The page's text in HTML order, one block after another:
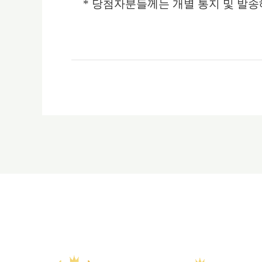
* 당첨자분들께는 개별 통지 및 발